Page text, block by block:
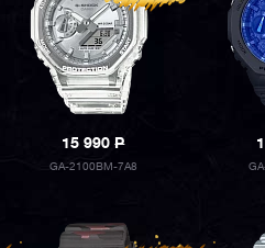
15 990P
GA-2100BM-7A8